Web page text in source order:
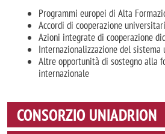
Programmi europei di Alta
Accordi di cooperazione
Azioni integrate di cooperazione
Internazionalizzazione del
Altre opportunità di sostegno alla
internazionale
CONSORZIO UNIADRION